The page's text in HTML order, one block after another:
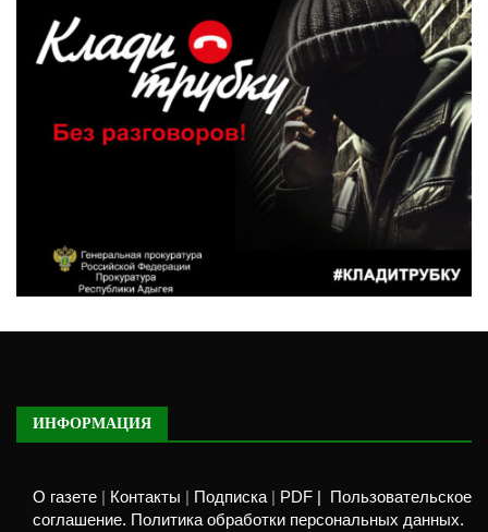
ИНФОРМАЦИЯ
О газете Контакты Подписка PDF |
Пользовательское
соглашение. Политика обработки персональных данных.